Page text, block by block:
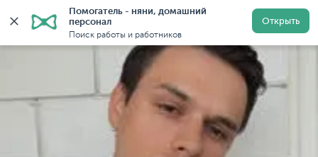
Помогатель - няни, домашний
персонал
Поиск работы и работников
Открыть
Главная Помощники по хозяйству Помощник по